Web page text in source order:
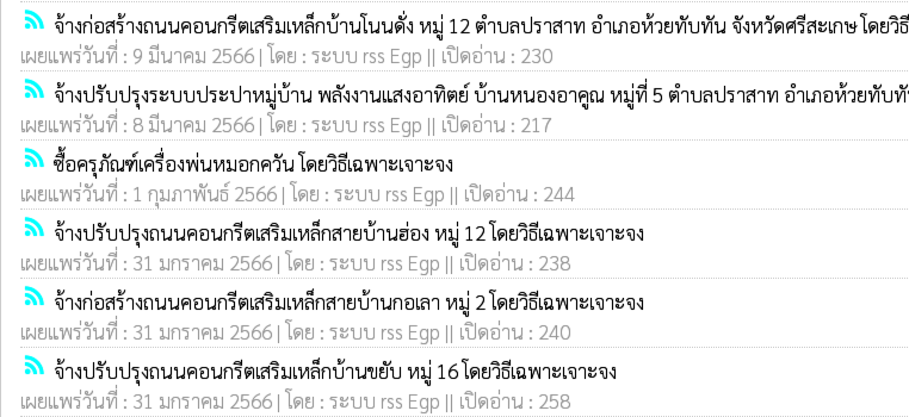
rss_feed จ้างก่อสร้างถนนคอนกรีตเสริมเหล็กบ้านโนนดั่ง หมู่ 12 ตำบลปราสาท อำเภอห้วยทับทัน จังหวัดศรีสะเกษ โดยวิธี
เผยแพร่วันที่ : 9 มีนาคม 2566 | โดย : ระบบ rss Egp || เปิดอ่าน : 230
rss_feed จ้างปรับปรุงระบบประปาหมู่บ้าน พลังงานแสงอาทิตย์ บ้านหนองอาคูณ หมู่ที่ 5 ตำบลปราสาท อำเภอห้วยทับทัน
เผยแพร่วันที่ : 8 มีนาคม 2566 | โดย : ระบบ rss Egp || เปิดอ่าน : 217
rss_feed ซื้อครุภัณฑ์เครื่องพ่นหมอกควัน โดยวิธีเฉพาะเจาะจง
เผยแพร่วันที่ : 1 กุมภาพันธ์ 2566 | โดย : ระบบ rss Egp || เปิดอ่าน : 244
rss_feed จ้างปรับปรุงถนนคอนกรีตเสริมเหล็กสายบ้านฮ่อง หมู่ 12 โดยวิธีเฉพาะเจาะจง
เผยแพร่วันที่ : 31 มกราคม 2566 | โดย : ระบบ rss Egp || เปิดอ่าน : 238
rss_feed จ้างก่อสร้างถนนคอนกรีตเสริมเหล็กสายบ้านกอเลา หมู่ 2 โดยวิธีเฉพาะเจาะจง
เผยแพร่วันที่ : 31 มกราคม 2566 | โดย : ระบบ rss Egp || เปิดอ่าน : 240
rss_feed จ้างปรับปรุงถนนคอนกรีตเสริมเหล็กบ้านขยับ หมู่ 16 โดยวิธีเฉพาะเจาะจง
เผยแพร่วันที่ : 31 มกราคม 2566 | โดย : ระบบ rss Egp || เปิดอ่าน : 258